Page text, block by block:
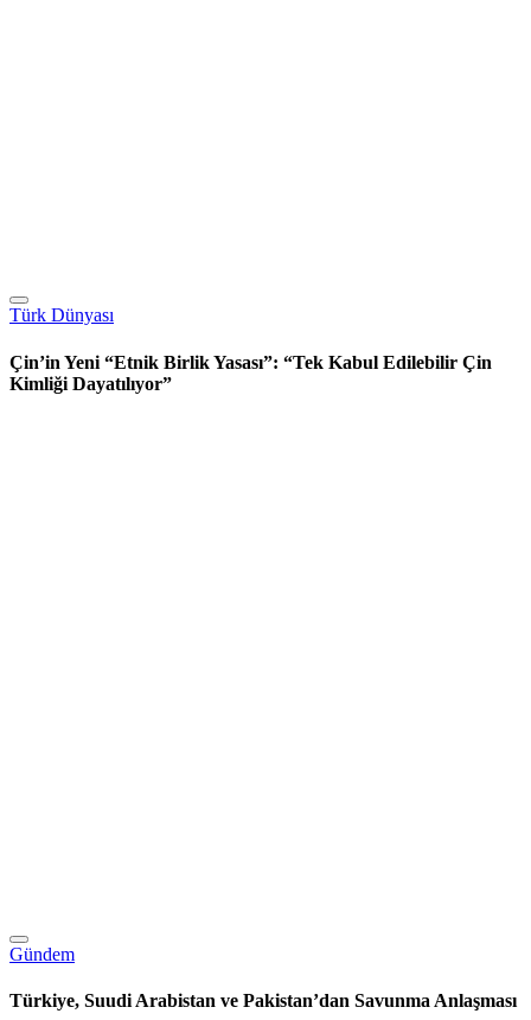
Türk Dünyası
Çin’in Yeni “Etnik Birlik Yasası”: “Tek Kabul Edilebilir Çin
Kimliği Dayatılıyor”
Gündem
Türkiye, Suudi Arabistan ve Pakistan’dan Savunma Anlaşması